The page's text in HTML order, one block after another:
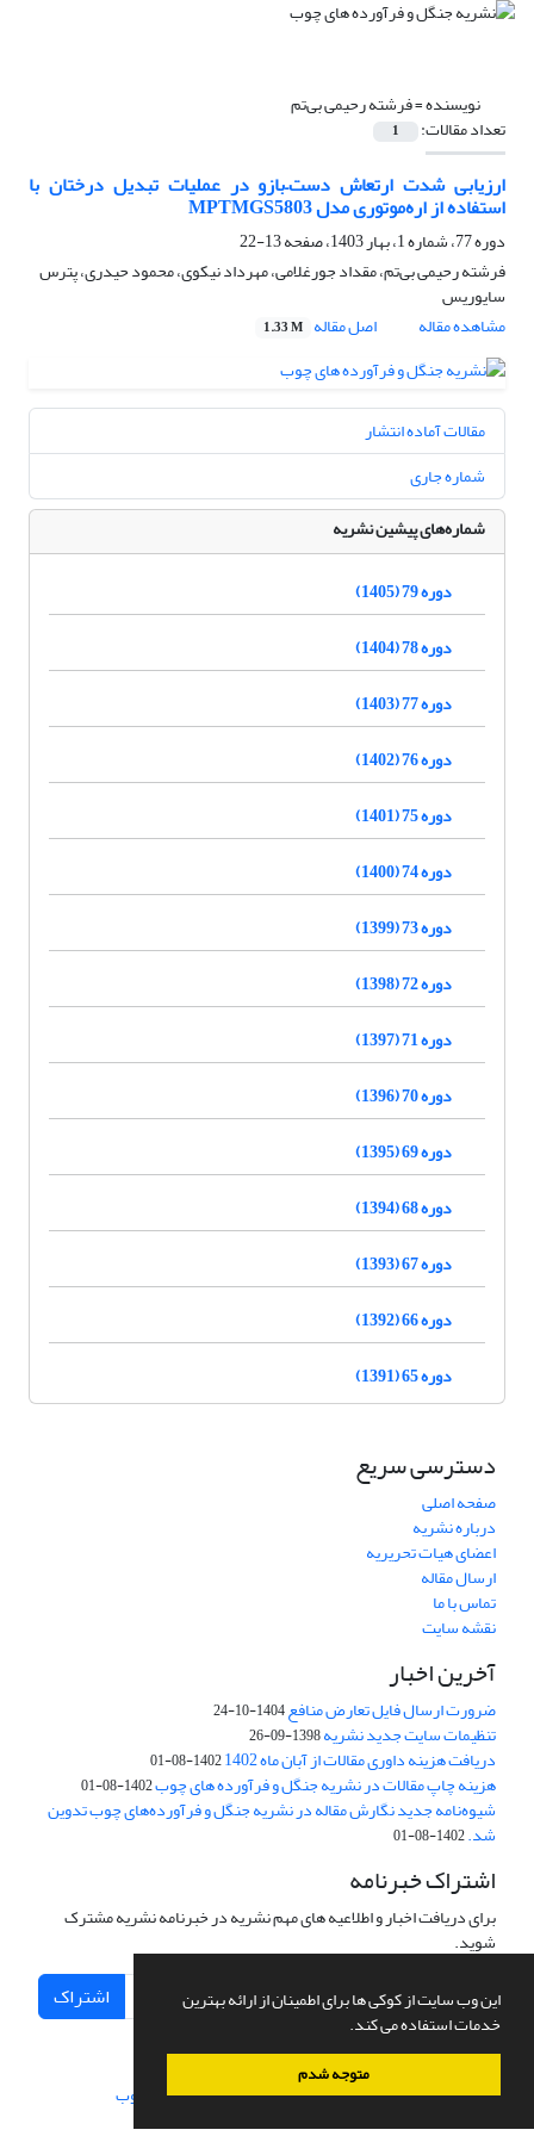
این وب سایت از کوکی ها برای اطمینان از ارائه بهترین
خدمات استفاده می کند.
متوجه شدم
نویسنده =فرشته رحیمی بی‌تم
تعداد مقالات: 1
ارزیابی شدت ارتعاش دست–بازو در عملیات تبدیل درختان با
استفاده از اره‌موتوری مدل MPTMGS5803
دوره 77، شماره 1، بهار 1403، صفحه
13-22
فرشته رحیمی بی‌تم، مقداد جورغلامی، مهرداد نیکوی، محمود حیدری، پترس
سایوریس
مشاهده مقاله
اصل مقاله 1.33 M
مقالات آماده انتشار
شماره جاری
شماره‌های پیشین نشریه
دوره 79 (1405)
دوره 78 (1404)
دوره 77 (1403)
دوره 76 (1402)
دوره 75 (1401)
دوره 74 (1400)
دوره 73 (1399)
دوره 72 (1398)
دوره 71 (1397)
دوره 70 (1396)
دوره 69 (1395)
دوره 68 (1394)
دوره 67 (1393)
دوره 66 (1392)
دوره 65 (1391)
دسترسی سریع
صفحه اصلی
درباره نشریه
اعضای هیات تحریریه
ارسال مقاله
تماس با ما
نقشه سایت
آخرین اخبار
ضرورت ارسال فایل تعارض منافع1404-10-24
تنظیمات سایت جدید نشریه1398-09-26
دریافت هزینه داوری مقالات از آبان ماه 1402 1402-08-01
هزینه چاپ مقالات در نشریه جنگل و فرآورده های چوب1402-08-01
شیوه‌نامه جدید نگارش مقاله در نشریه جنگل و فرآورده‌های چوب تدوین
شد.1402-08-01
اشتراک خبرنامه
برای دریافت اخبار و اطلاعیه های مهم نشریه در خبرنامه نشریه مشترک
شوید.
اشتراک
سامانه مدیریت نشریات علمی.طراحی و پیاده سازی از سیناوب